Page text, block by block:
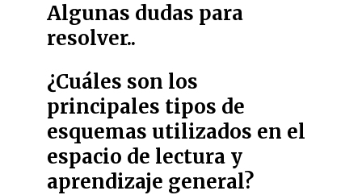
Algunas dudas para
resolver..
¿Cuáles son los
principales tipos de
esquemas utilizados en el
espacio de lectura y
aprendizaje general?